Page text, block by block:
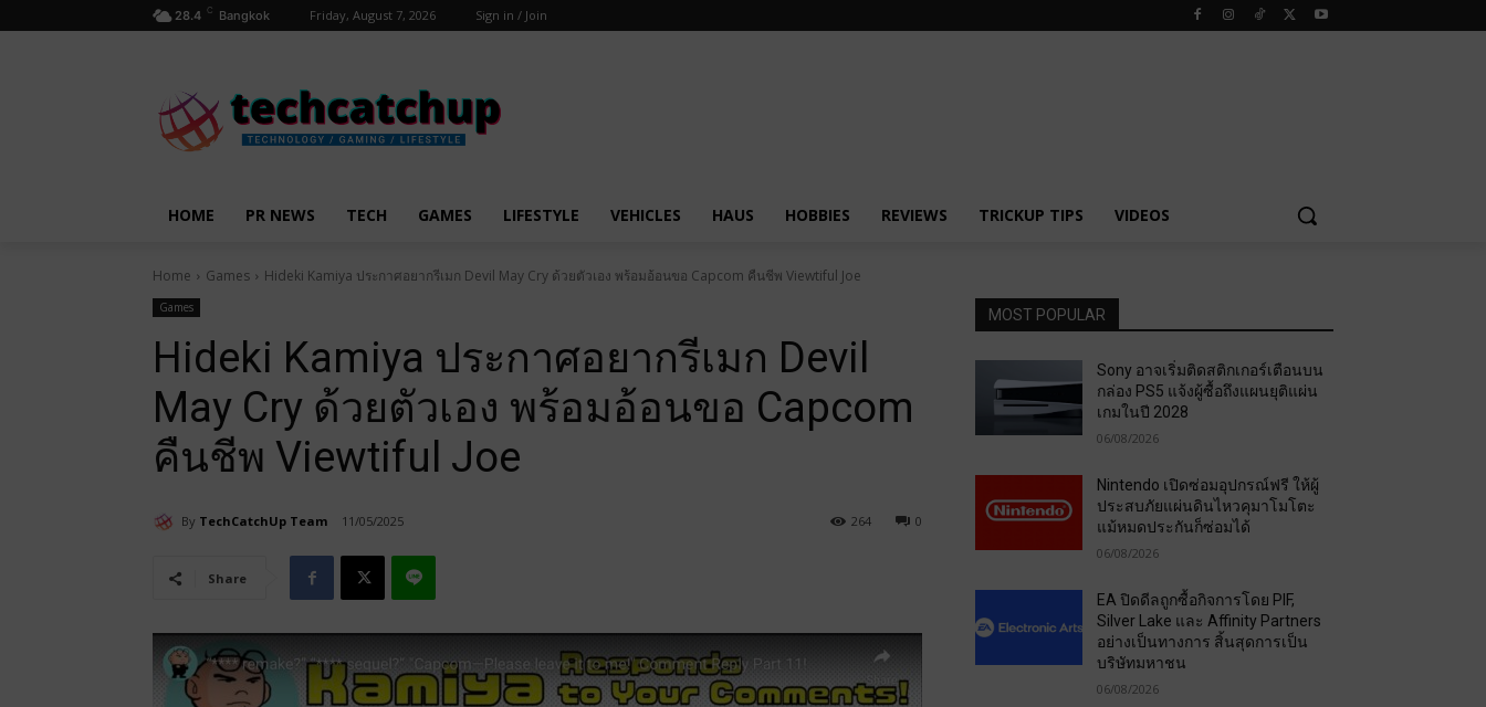
28.4 C Bangkok Friday, August 7, 2026 Sign in / Join
HOME PR NEWS TECH GAMES LIFESTYLE VEHICLES HAUS HOBBIES REVIEWS TRICKUP TIPS VIDEOS
Home Games Hideki Kamiya ประกาศอยากรีเมก Devil May Cry ด้วยตัวเอง พร้อมอ้อนขอ Capcom คืนชีพ Viewtiful Joe
Games
Hideki Kamiya ประกาศอยากรีเมก Devil
May Cry ด้วยตัวเอง พร้อมอ้อนขอ Capcom
คืนชีพ Viewtiful Joe
By TechCatchUp Team 11/05/2025 0
264
Share
MOST POPULAR
Sony อาจเริ่มติดสติกเกอร์เตือนบน
กล่อง PS5 แจ้งผู้ซื้อถึงแผนยุติแผ่น
เกมในปี 2028
06/08/2026
Nintendo เปิดซ่อมอุปกรณ์ฟรี ให้ผู้
ประสบภัยแผ่นดินไหวคุมาโมโตะ
แม้หมดประกันก็ซ่อมได้
06/08/2026
EA ปิดดีลถูกซื้อกิจการโดย PIF,
Silver Lake และ Affinity Partners
อย่างเป็นทางการ สิ้นสุดการเป็น
บริษัทมหาชน
06/08/2026